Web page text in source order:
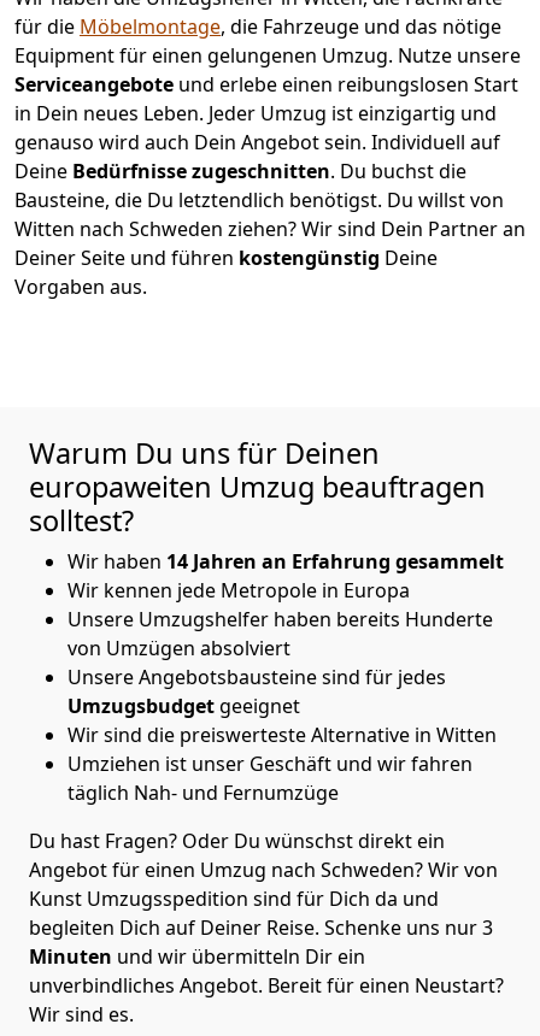
für die Möbelmontage, die Fahrzeuge und das nötige
Equipment für einen gelungenen Umzug. Nutze unsere
Serviceangebote und erlebe einen reibungslosen Start
in Dein neues Leben. Jeder Umzug ist einzigartig und
genauso wird auch Dein Angebot sein. Individuell auf
Deine Bedürfnisse zugeschnitten. Du buchst die
Bausteine, die Du letztendlich benötigst. Du willst von
Witten nach Schweden ziehen? Wir sind Dein Partner an
Deiner Seite und führen kostengünstig Deine
Vorgaben aus.
Warum Du uns für Deinen
europaweiten Umzug beauftragen
solltest?
Wir haben 14 Jahren an Erfahrung gesammelt
Wir kennen jede Metropole in Europa
Unsere Umzugshelfer haben bereits Hunderte
von Umzügen absolviert
Unsere Angebotsbausteine sind für jedes
Umzugsbudgetgeeignet
Wir sind die preiswerteste Alternative in Witten
Umziehen ist unser Geschäft und wir fahren
täglich Nah- und Fernumzüge
Du hast Fragen? Oder Du wünschst direkt ein
Angebot für einen Umzug nach Schweden? Wir von
Kunst Umzugsspedition sind für Dich da und
begleiten Dich auf Deiner Reise. Schenke uns nur3
Minuten und wir übermitteln Dir ein
unverbindliches Angebot. Bereit für einen Neustart?
Wir sind es.